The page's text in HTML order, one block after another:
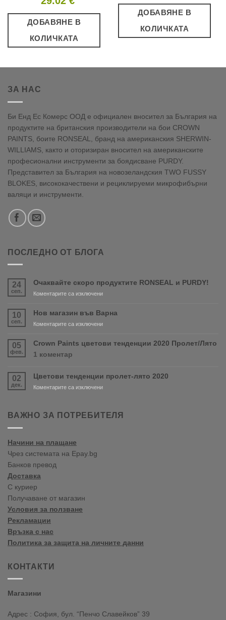
ДОБАВЯНЕ В
КОЛИЧКАТА
ДОБАВЯНЕ В
КОЛИЧКАТА
ЗА НАС
Би Енд Ес Комерс ООД е официален вносител за България на
продуктите на британския производители на бои CROWN
PAINTS, боите RONSEAL, бранд на американския SHERWIN-
WILLIAMS, както и оторизиран вносител на американските
професионални инструменти за боядисване PURDY.
Представител за България на новозеландския TWO FUSSY
BLOKES, висококачествени и рециклируеми микрофибърни
валяци и инструменти.
ПОСЛЕДНО ОТ БЛОГА
24
сеп.
Очаквайте скоро продуктите RONSEAL и PURDY!
Коментарите са изключениза
RONSEAL
PURDY!
10
сеп.
Нов магазин във Варна
Коментарите са изключениза
05
фев.
Crown Paints цветови тенденции 2020 Пролет/Лято
1 коментар
цветови
тенденции
Лято
02
дек.
Цветови тенденции пролет-лято 2020
Коментарите са изключениза
пролет-
ВАЖНО ЗА ПОТРЕБИТЕЛЯ
Начини на плащане
Чрез системата на Epay.bg
Банков превод
Доставка
С куриер
Получаване от магазин
Условия за ползване
Рекламации
Връзка с нас
Политика за защита на личните данни
КОНТАКТИ
Магазини
Адрес : София, бул. “Пенчо Славейков” 39